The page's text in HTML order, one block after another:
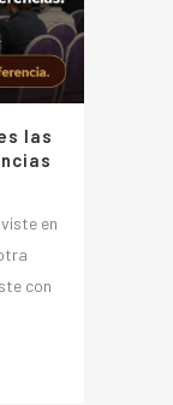
las
en
con